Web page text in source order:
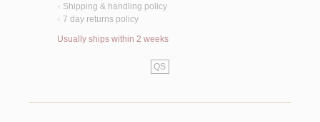
< Shipping & handling policy
< 7 day returns policy
Usually ships within 2 weeks
QS